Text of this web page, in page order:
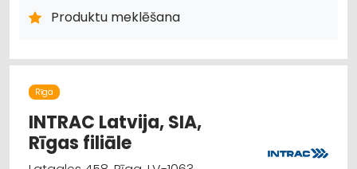
IEKRAUŠANAS UN IZKRAUŠANAS TEHNIKA
INTERNETVEIKALI, E-KOMERCIJA
LAUKSAIMNIECĪBAS PAKALPOJUMI
TIRDZNIECĪBA
LAUKSAIMNIECĪBAS TEHNIKAS UN TRAKTORTEHNIKAS REZERVES
DAĻAS
LAUKSAIMNIECĪBAS TEHNIKAS UN TRAKTORTEHNIKAS
LABOŠANA, REMONTS
KOKAPSTRĀDE
SADZĪVES TEHNIKAS TIRDZNIECĪBA
Produktu meklēšana
Rīga
INTRAC Latvija, SIA,
Rīgas filiāle